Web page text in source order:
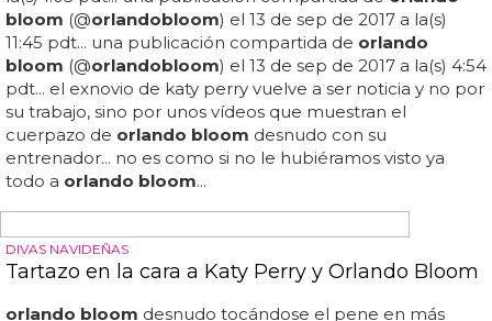
PAREJA SORPRESA
Katy Perry y Orlando Bloom, ¿nueva pareja tras
los Globos de Oro?
Katy perry <3orlando bloom, ¡vaya pareja sorpresa!...
¿estaríaorlando bloomdejándole su número a katy
perry para que luego le mandara un whatsapp o algo
así?... katy perry yorlando bloom
para us weekly que "katy le estaba enseñando el teléfono
aorlando... pero parece que se lo pasó muy pero que